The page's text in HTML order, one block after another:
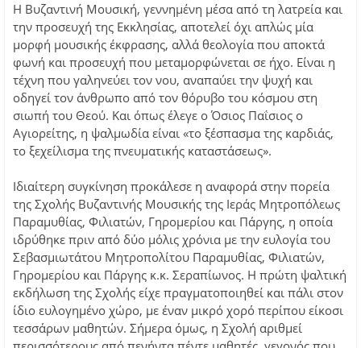
Η Βυζαντινή Μουσική, γεννημένη μέσα από τη λατρεία και
την προσευχή της Εκκλησίας, αποτελεί όχι απλώς μία
μορφή μουσικής έκφρασης, αλλά θεολογία που αποκτά
φωνή και προσευχή που μεταμορφώνεται σε ήχο. Είναι η
τέχνη που γαληνεύει τον νου, αναπαύει την ψυχή και
οδηγεί τον άνθρωπο από τον θόρυβο του κόσμου στη
σιωπή του Θεού. Και όπως έλεγε ο Όσιος Παΐσιος ο
Αγιορείτης, η ψαλμωδία είναι «το ξέσπασμα της καρδιάς,
το ξεχείλισμα της πνευματικής καταστάσεως».
Ιδιαίτερη συγκίνηση προκάλεσε η αναφορά στην πορεία
της Σχολής Βυζαντινής Μουσικής της Ιεράς Μητροπόλεως
Παραμυθίας, Φιλιατών, Γηρομερίου και Πάργης, η οποία
ιδρύθηκε πριν από δύο μόλις χρόνια με την ευλογία του
Σεβασμιωτάτου Μητροπολίτου Παραμυθίας, Φιλιατών,
Γηρομερίου και Πάργης κ.κ. Σεραπίωνος. Η πρώτη ψαλτική
εκδήλωση της Σχολής είχε πραγματοποιηθεί και πάλι στον
ίδιο ευλογημένο χώρο, με έναν μικρό χορό περίπου είκοσι
τεσσάρων μαθητών. Σήμερα όμως, η Σχολή αριθμεί